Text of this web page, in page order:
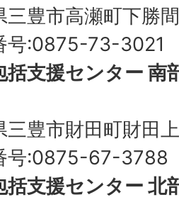
三豊市高瀬町下勝
号:0875-73-3021
括支援センター 南
三豊市財田町財田
号:0875-67-3788
括支援センター 北